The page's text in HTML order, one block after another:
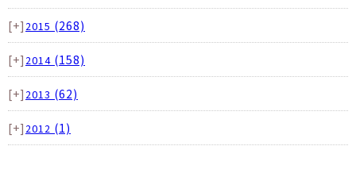
[+] 2015 (268)
[+] 2014 (158)
[+] 2013 (62)
[+] 2012 (1)